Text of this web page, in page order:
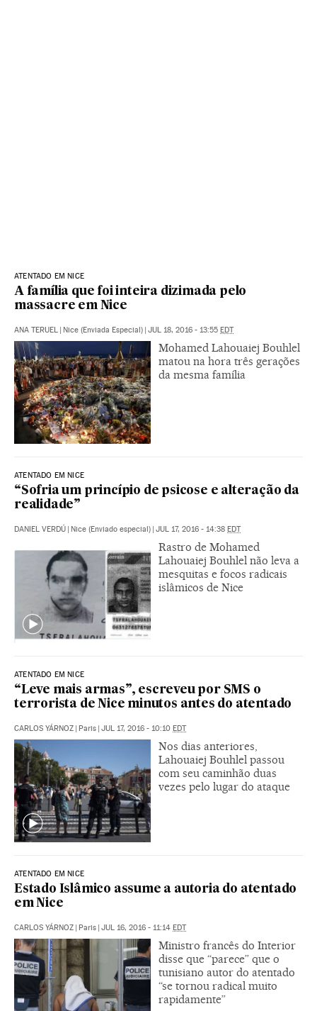
ATENTADO EM NICE
A família que foi inteira dizimada pelo
massacre em Nice
ANA TERUEL Nice (Enviada Especial) JUL 18, 2016 - 13:55 EDT
Mohamed Lahouaiej Bouhlel
matou na hora três gerações
da mesma família
ATENTADO EM NICE
“Sofria um princípio de psicose e alteração da
realidade”
DANIEL VERDÚ Nice (Enviado especial) JUL 17, 2016 - 14:38 EDT
Rastro de Mohamed
Lahouaiej Bouhlel não leva a
mesquitas e focos radicais
islâmicos de Nice
ATENTADO EM NICE
“Leve mais armas”, escreveu por SMS o
terrorista de Nice minutos antes do atentado
CARLOS YÁRNOZ | Paris | JUL 17, 2016 - 10:10 EDT
Nos dias anteriores,
Lahouaiej Bouhlel passou
com seu caminhão duas
vezes pelo lugar do ataque
ATENTADO EM NICE
Estado Islâmico assume a autoria do atentado
em Nice
CARLOS YÁRNOZ | Paris | JUL 16, 2016 - 11:14 EDT
Ministro francês do Interior
disse que “parece” que o
tunisiano autor do atentado
“se tornou radical muito
rapidamente”